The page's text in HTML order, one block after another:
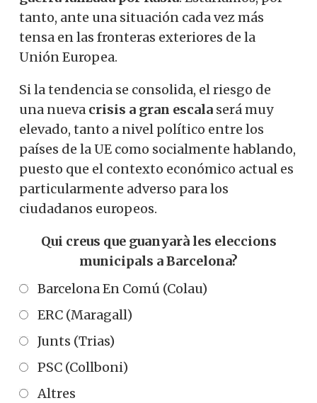
tanto, ante una situación cada vez más
tensa en las fronteras exteriores de la
Unión Europea.
Si la tendencia se consolida, el riesgo de
una nueva crisis a gran escala será muy
elevado, tanto a nivel político entre los
países de la UE como socialmente hablando,
puesto que el contexto económico actual es
particularmente adverso para los
ciudadanos europeos.
Qui creus que guanyarà les eleccions
municipals a Barcelona?
Barcelona En Comú (Colau)
ERC (Maragall)
Junts (Trias)
PSC (Collboni)
Altres